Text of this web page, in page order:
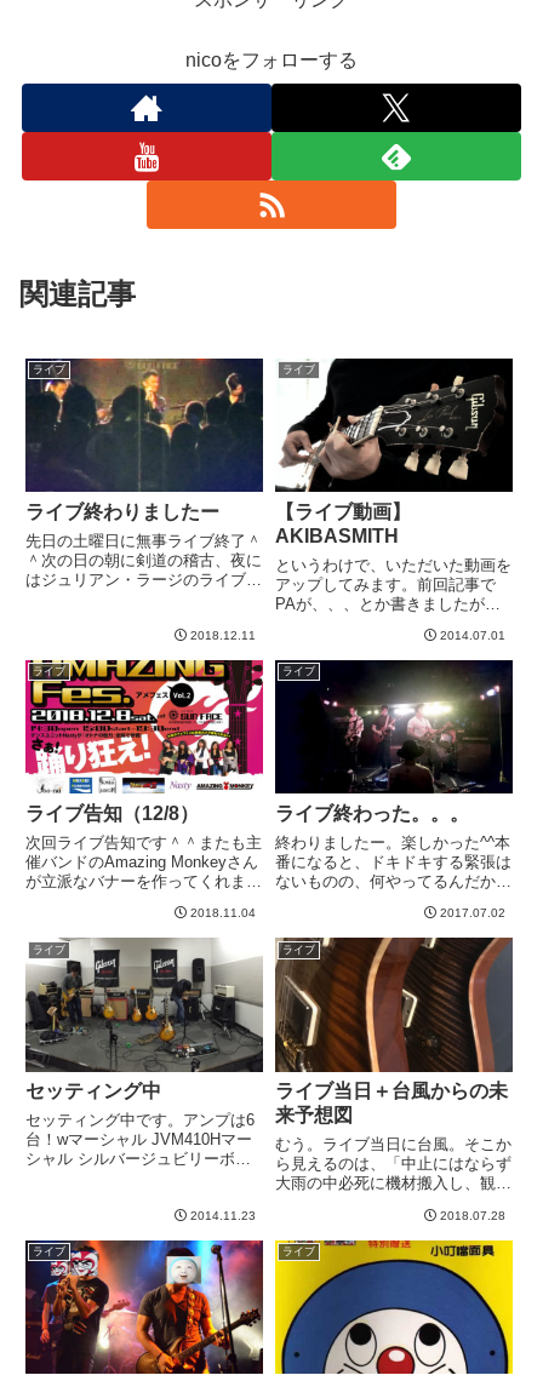
nicoをフォローする
関連記事
ライブ
ライブ終わりましたー
先日の土曜日に無事ライブ終了＾
＾次の日の朝に剣道の稽古、夜に
はジュリアン・ラージのライブと
SEAやりました＾＾自分個人的
にはLUNA SEAを全く通ってきて
ないので、どっかで聴い...
2018.12.11
ライブ
【ライブ動画】
AKIBASMITH
というわけで、いただいた動画を
アップしてみます。前回記事で
PAが、、、とか書きましたが、
に左が大きく録音されてたので、
ステレオの音量メーターみながら
ちょっと右にパンをふってバラン
スを整えたら改善しました。あと
2014.07.01
ライブ
ライブ告知（12/8）
次回ライブ告知です＾＾またも主
催バンドのAmazing Monkeyさん
が立派なバナーを作ってくれまし
Face(HPはこちら）我々ぱちもん
の出番は、17：15演奏スタート
です。チケットは当然無料です
が、ライブハウ...
2018.11.04
ライブ
ライブ終わった。。。
終わりましたー。楽しかった^^本
番になると、ドキドキする緊張は
ないものの、何やってるんだかわ
としてしまいますね。経験不足！
でも楽しかった。同期の曲でドラ
ムに届けてるクリックが、途中で
抜けちゃったらしく、大きくず...
2017.07.02
ライブ
セッティング中
セッティング中です。アンプは6
台！wマーシャル JVM410Hマー
シャル シルバージュビリーボグ
Custom Reverb Signatureフリ...
2014.11.23
ライブ
ライブ当日＋台風からの未
来予想図
むう。ライブ当日に台風。そこか
ら見えるのは、「中止にはならず
大雨の中必死に機材搬入し、観客
我々」・・・そういう未来しか見
えないwwwいや、見に来てくだ
さるお気持ちでも、実際来れない
可能性大。いままで、「ぱちも
ん」は比較的...
2018.07.28
ライブ ライブ